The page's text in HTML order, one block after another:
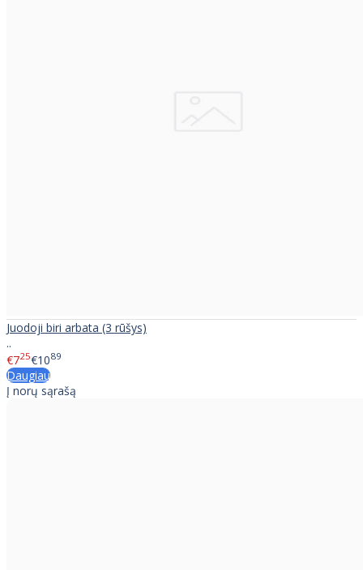
Juodoji biri arbata (3 rūšys)
..
€725€1089
Daugiau
Į norų sąrašą